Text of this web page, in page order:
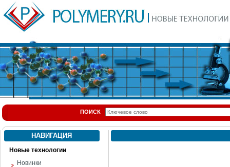
ПОИСК
НАВИГАЦИЯ
Новые технологии
Новинки